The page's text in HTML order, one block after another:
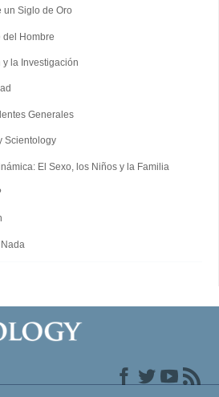
un Siglo de Oro
del Hombre
la Investigación
Generales
Scientology
El Sexo, los Niños y la Familia